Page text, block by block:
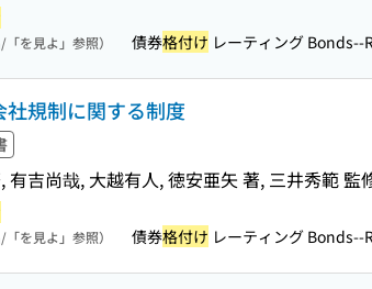
を見よ」参照） 債券格付け レーティング
社規制に関する制度
有吉尚哉, 大越有人, 徳安亜矢 著, 三井秀範 監
を見よ」参照） 債券格付け レーティング